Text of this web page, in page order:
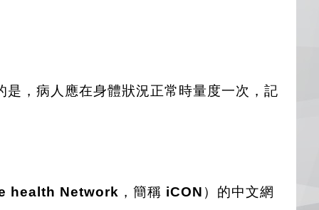
，病人應在身體狀況正常時量度一次，記
health Network ，簡稱 iCON ）的中文網